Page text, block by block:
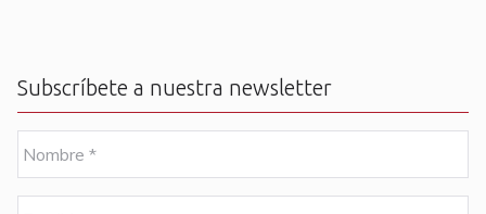
Subscríbete a nuestra newsletter
o
m